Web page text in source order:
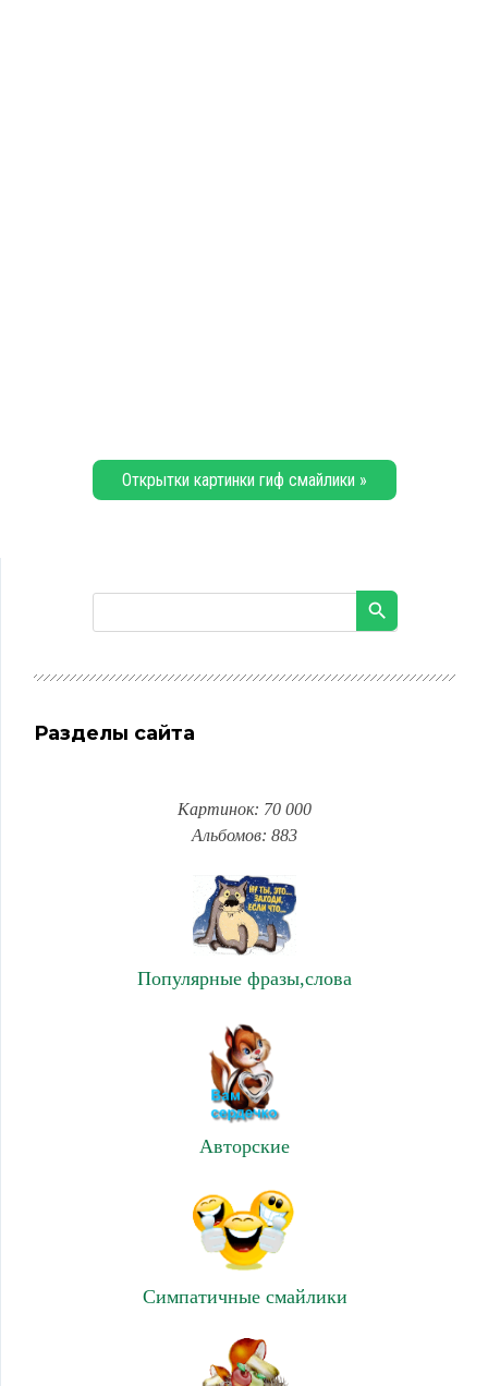
Открытки картинки гиф смайлики »
Разделы сайта
Картинок: 70 000
Альбомов: 883
Популярные фразы,слова
Авторские
Симпатичные смайлики